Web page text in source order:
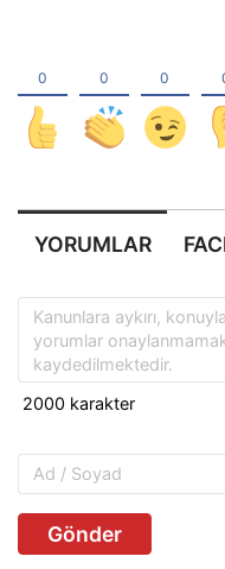
YORUMLAR
Gönder